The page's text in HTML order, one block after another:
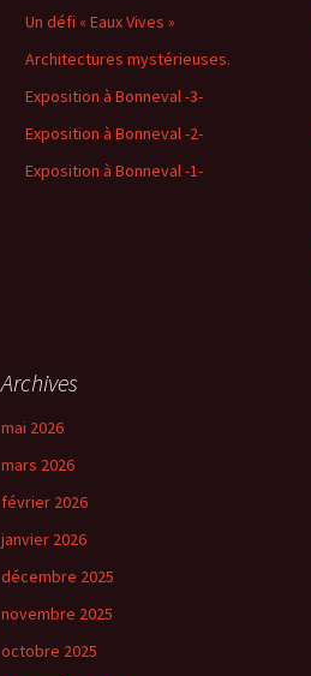
Un défi « Eaux Vives »
Architectures mystérieuses.
Exposition à Bonneval -3-
Exposition à Bonneval -2-
Exposition à Bonneval -1-
Archives
mai 2026
mars 2026
février 2026
janvier 2026
décembre 2025
novembre 2025
octobre 2025